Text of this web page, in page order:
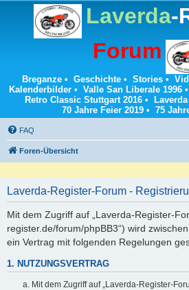
Laverda-
Forum
Breganze• Geschichte• Stories•
Kalenderbilder• Valle San Liberale 1996•
Retro Classic Stuttgart 2016 •
70 Jahre Feier 2019 • 75
FAQ
Foren-Übersicht
Laverda-Register-Forum -
Mit dem Zugriff auf „Laverda-Register-
register.de/forum/phpBB3“) wird
ein Vertrag mit folgenden Regelungen
1. NUTZUNGSVERTRAG
Mit dem Zugriff auf „Laverda-Register-